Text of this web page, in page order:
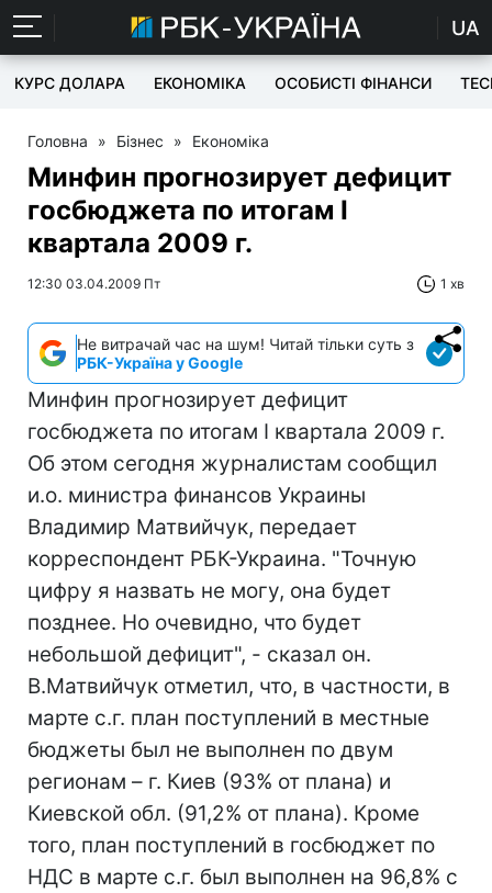
UA
КУРС ДОЛАРА ЕКОНОМІКА ОСОБИСТІ ФІНАНСИ
Головна » Бізнес » Економіка
Минфин прогнозирует дефицит
госбюджета по итогам I
квартала 2009 г.
12:30 03.04.2009 Пт 1 хв
Не витрачай час на шум! Читай тільки суть з
РБК-Україна у Google
Минфин прогнозирует дефицит
госбюджета по итогам I квартала 2009 г.
Об этом сегодня журналистам сообщил
и.о. министра финансов Украины
Владимир Матвийчук, передает
корреспондент РБК-Украина. "Точную
цифру я назвать не могу, она будет
позднее. Но очевидно, что будет
небольшой дефицит", - сказал он.
В.Матвийчук отметил, что, в частности, в
марте с.г. план поступлений в местные
бюджеты был не выполнен по двум
регионам – г. Киев (93% от плана) и
Киевской обл. (91,2% от плана). Кроме
того, план поступлений в госбюджет по
НДС в марте с.г. был выполнен на 96,8% с